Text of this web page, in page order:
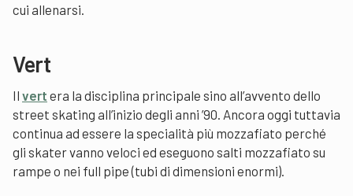
cui allenarsi.
Vert
Il vert era la disciplina principale sino all’avvento dello
street skating all’inizio degli anni ’90. Ancora oggi tuttavia
continua ad essere la specialità più mozzafiato perché
gli skater vanno veloci ed eseguono salti mozzafiato su
rampe o nei full pipe (tubi di dimensioni enormi).